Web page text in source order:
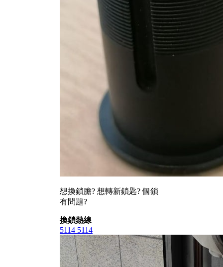
想換鎖膽? 想轉新鎖匙? 個鎖
有問題?
換鎖熱線
5114 5114